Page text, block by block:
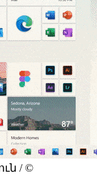
/ ©